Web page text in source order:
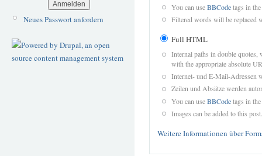
Neues Passwort anfordern
You can useBBCodetags in
Filtered words will be replaced
Full HTML
Internal paths in double quotes,
with the appropriate absolute
Internet- und E-Mail-Adressen
Zeilen und Absätze werden
You can useBBCodetags in
Images can be added to this post.
Weitere Informationen über